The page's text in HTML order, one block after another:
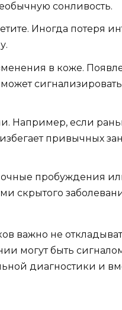
сонливость.
Иногда потеря
в коже.
Например, если
привычных
пробуждения
скрытого
важно не
могут быть
диагностики и